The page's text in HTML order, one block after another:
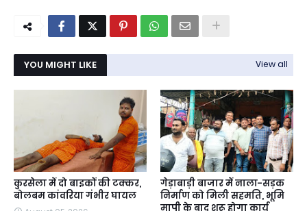
YOU MIGHT LIKE View all
कुरसेला में दो बाइकों की टक्कर,
बोलबम कांवरिया गंभीर घायल
गेड़ाबाड़ी बाजार में नाला-सड़क
निर्माण को मिली सहमति, भूमि
मापी के बाद शुरू होगा कार्य